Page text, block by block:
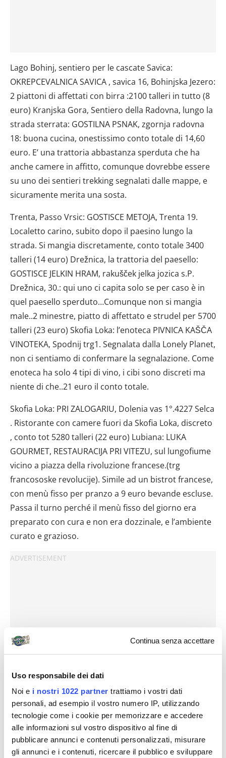
Continua senza accettare
Uso responsabile dei dati
Noi e i nostri 1022 partner trattiamo i vostri dati
personali, ad esempio il vostro numero IP, utilizzando
tecnologie come i cookie per memorizzare e accedere
alle informazioni sul vostro dispositivo al fine di
pubblicare annunci e contenuti personalizzati, misurare
gli annunci e i contenuti, ricercare il pubblico e sviluppare
Lago Bohinj, sentiero per le cascate Savica:
OKREPCEVALNICA SAVICA , savica 16, Bohinjska Jezero:
2 piattoni di affettati con birra :2100 talleri in tutto (8
euro) Kranjska Gora, Sentiero della Radovna, lungo la
strada sterrata: GOSTILNA PSNAK, zgornja radovna
18: buona cucina, onestissimo conto totale di 14,60
euro. E’ una trattoria abbastanza sperduta che ha
anche camere in affitto, comunque dovrebbe essere
su uno dei sentieri trekking segnalati dalle mappe, e
sicuramente merita una sosta.
Trenta, Passo Vrsic: GOSTISCE METOJA, Trenta 19.
Localetto carino, subito dopo il paesino lungo la
strada. Si mangia discretamente, conto totale 3400
talleri (14 euro) Drežnica, la trattoria del paesello:
GOSTISCE JELKIN HRAM, rakušček jelka jozica s.P.
Drežnica, 30.: qui uno ci capita solo se per caso è in
quel paesello sperduto…Comunque non si mangia
male..2 minestre, piatto di affettato e strudel per 5700
talleri (23 euro) Skofia Loka: l’enoteca PIVNICA KAŠČA
VINOTEKA, Spodnij trg1. Segnalata dalla Lonely Planet,
non ci sentiamo di confermare la segnalazione. Come
enoteca ha solo 4 tipi di vino, i cibi sono discreti ma
niente di che..21 euro il conto totale.
Skofia Loka: PRI ZALOGARIU, Dolenia vas 1°.4227 Selca
. Ristorante con camere fuori da Skofia Loka, discreto
, conto tot 5280 talleri (22 euro) Lubiana: LUKA
GOURMET, RESTAURACIJA PRI VITEZU, sul lungofiume
vicino a piazza della rivoluzione francese.(trg
francososke revolucije). Simile ad un bistrot francese,
con menù fisso per pranzo a 9 euro bevande escluse.
Passa il turno perché il menù fisso del giorno era
preparato con cura e non era dozzinale, e l’ambiente
curato e grazioso.